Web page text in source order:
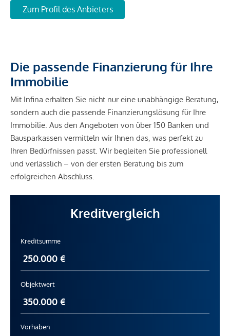
Zum Profil des Anbieters
Die passende Finanzierung für Ihre
Immobilie
Mit Infina erhalten Sie nicht nur eine unabhängige Beratung,
sondern auch die passende Finanzierungslösung für Ihre
Immobilie. Aus den Angeboten von über 150 Banken und
Bausparkassen vermitteln wir Ihnen das, was perfekt zu
Ihren Bedürfnissen passt. Wir begleiten Sie professionell
und verlässlich – von der ersten Beratung bis zum
erfolgreichen Abschluss.
Kreditvergleich
Kreditsumme
Objektwert
Vorhaben